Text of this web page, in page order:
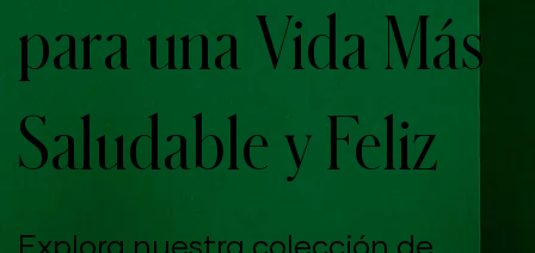
para una Vida Más
Saludable y Feliz